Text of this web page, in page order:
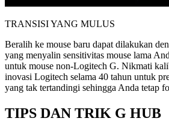
TRANSISI YANG MULUS
Beralih ke mouse baru dapat dilakukan
yang menyalin sensitivitas mouse lama
untuk mouse non-Logitech G. Nikmati
inovasi Logitech selama 40 tahun untuk
yang tak tertandingi sehingga Anda tetap
TIPS DAN TRIK G HUB